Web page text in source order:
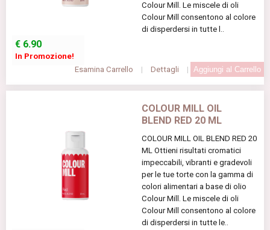
Colour Mill. Le miscele di oli
Colour Mill consentono al colore
di disperdersi in tutte l..
€ 6.90
In Promozione!
Esamina Carrello
| Dettagli |
COLOUR MILL OIL
BLEND RED 20 ML
COLOUR MILL OIL BLEND RED 20
ML Ottieni risultati cromatici
impeccabili, vibranti e gradevoli
per le tue torte con la gamma di
colori alimentari a base di olio
Colour Mill. Le miscele di oli
Colour Mill consentono al colore
di disperdersi in tutte le..